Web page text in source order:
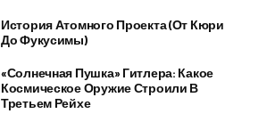
История Атомного Проекта (от Кюри
До Фукусимы)
«Солнечная Пушка» Гитлера: Какое
Космическое Оружие Строили В
Третьем Рейхе